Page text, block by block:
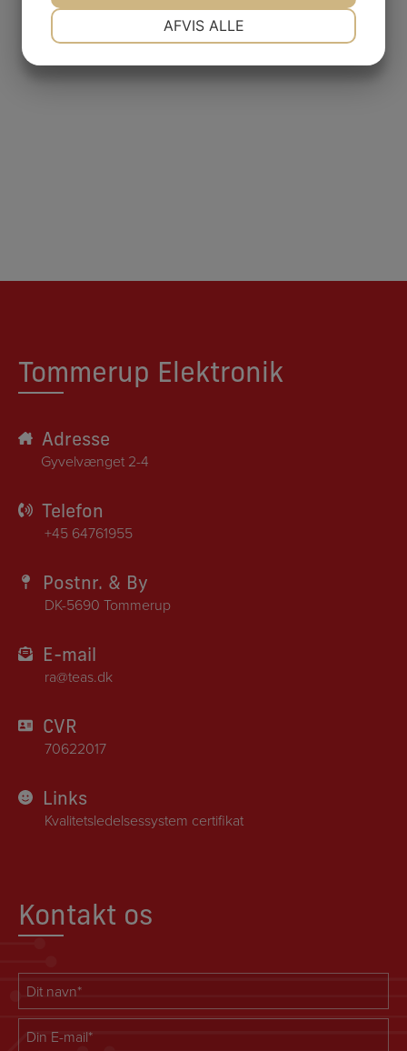
Tommerup Elektronik
Adresse
Gyvelvænget 2-4
Telefon
+45 64761955
Postnr. & By
DK-5690 Tommerup
E-mail
ra@teas.dk
CVR
70622017
Links
Kvalitetsledelsessystem certifikat
Kontakt os
AFVIS ALLE